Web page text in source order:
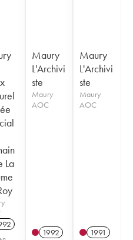
La
Maury
L'Archivi
ste
Maury
AOC
1992
Maury
L'Archivi
ste
Maury
AOC
1991